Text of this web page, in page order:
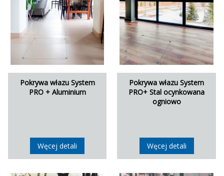
Pokrywa włazu System
PRO + Aluminium
Węcej detali
Pokrywa włazu System
PRO+ Stal ocynkowana
ogniowo
Węcej detali